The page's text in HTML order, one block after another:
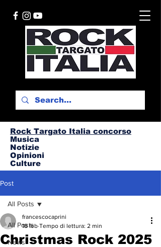
Rock Targato Italia concorso
Musica
Notizie
Opinioni
Culture
Post
All Posts
News
All Posts
Christmas Rock 2025
francescocaprini
18 feb Tempo di lettura: 2 min